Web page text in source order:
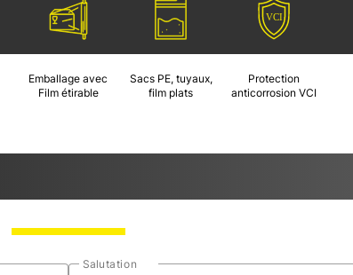
Emballage avec
Film étirable
Sacs PE, tuyaux,
film plats
Protection
anticorrosion VCI
Salutation